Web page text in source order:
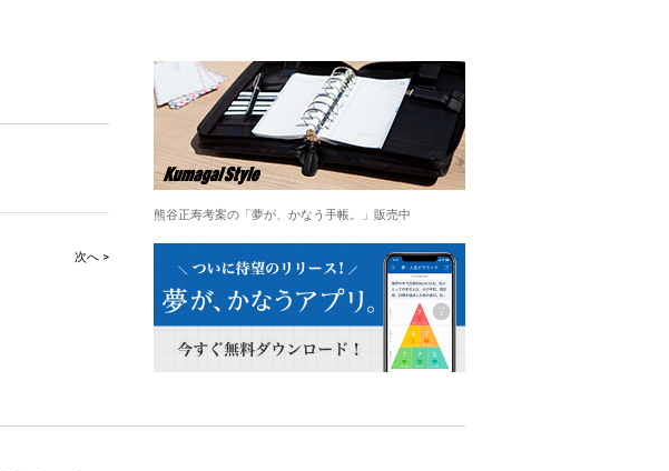
次へ >
熊谷正寿考案の「夢が、かなう手帳。」販売中